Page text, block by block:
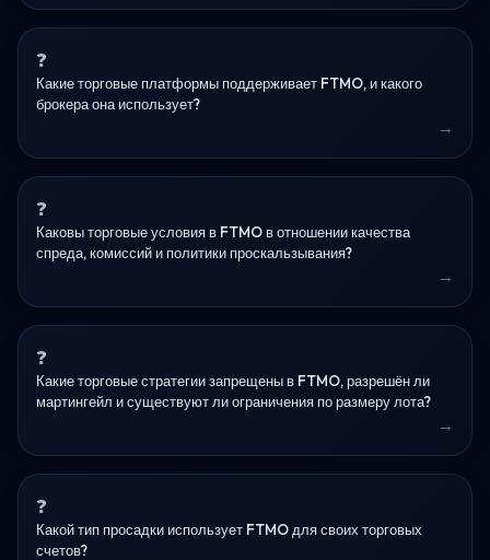
Какие торговые платформы поддерживает FTMO, и какого
брокера она использует?
Каковы торговые условия в FTMO в отношении качества
спреда, комиссий и политики проскальзывания?
Какие торговые стратегии запрещены в FTMO, разрешён ли
мартингейл и существуют ли ограничения по размеру лота?
Какой тип просадки использует FTMO для своих торговых
счетов?